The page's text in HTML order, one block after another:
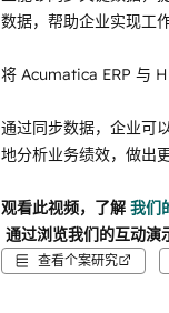
数据，帮助企业实现工
将 Acumatica ERP 与
通过同步数据，企业可
地分析业务绩效，做出
观看此视频，了解 我们
通过浏览我们的互动演
查看个案研究